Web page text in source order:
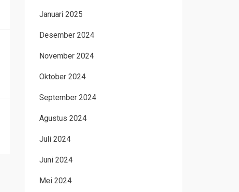
Januari 2025
Desember 2024
November 2024
Oktober 2024
September 2024
Agustus 2024
Juli 2024
Juni 2024
Mei 2024